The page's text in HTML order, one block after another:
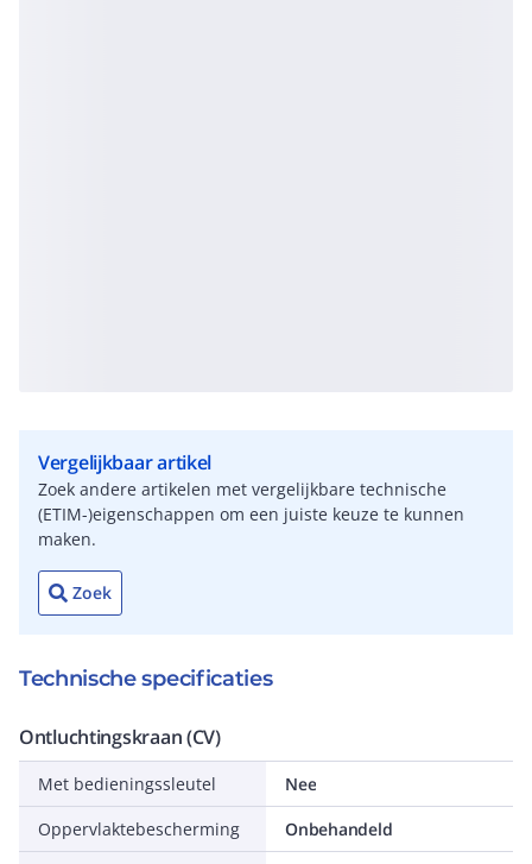
Vergelijkbaar artikel
Zoek andere artikelen met vergelijkbare technische
(ETIM-)eigenschappen om een juiste keuze te kunnen
maken.
Zoek
Technische specificaties
Ontluchtingskraan (CV)
Met bedieningssleutel
Nee
Oppervlaktebescherming
Onbehandeld